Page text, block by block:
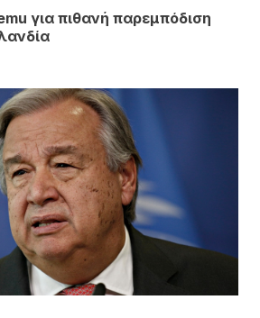
για πιθανή παρεμπόδιση